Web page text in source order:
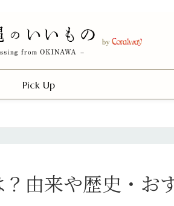
Pick Up
？由来や歴史・お